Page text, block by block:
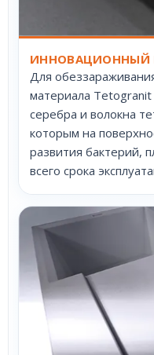
ИННОВАЦИОННЫЙ
Для
материала
серебра и волокна
которым на
развития бактерий,
всего срока